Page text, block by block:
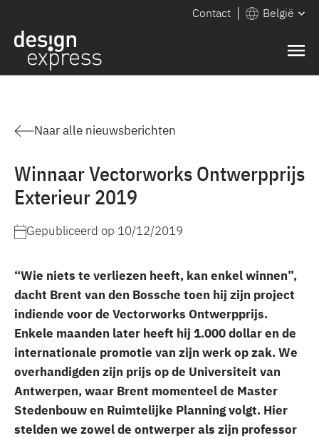
Contact België
Naar alle nieuwsberichten
Winnaar Vectorworks Ontwerpprijs
Exterieur 2019
Gepubliceerd op 10/12/2019
“Wie niets te verliezen heeft, kan enkel winnen”,
dacht Brent van den Bossche toen hij zijn project
indiende voor de Vectorworks Ontwerpprijs.
Enkele maanden later heeft hij 1.000 dollar en de
internationale promotie van zijn werk op zak. We
overhandigden zijn prijs op de Universiteit van
Antwerpen, waar Brent momenteel de Master
Stedenbouw en Ruimtelijke Planning volgt. Hier
stelden we zowel de ontwerper als zijn professor